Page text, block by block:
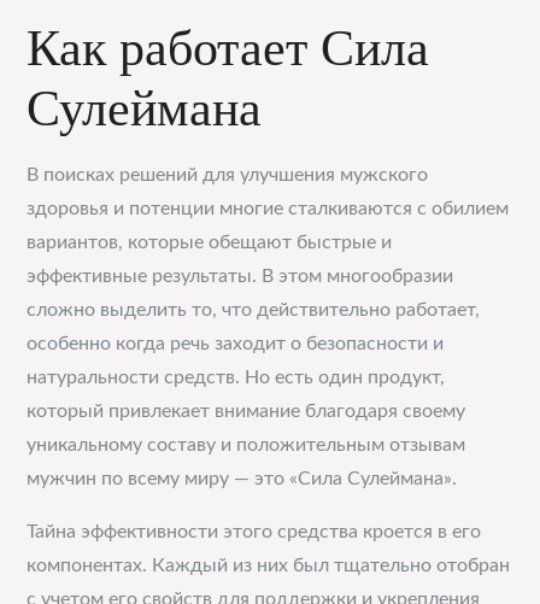
Как работает Сила
Сулеймана
В поисках решений для улучшения мужского
здоровья и потенции многие сталкиваются с обилием
вариантов, которые обещают быстрые и
эффективные результаты. В этом многообразии
сложно выделить то, что действительно работает,
особенно когда речь заходит о безопасности и
натуральности средств. Но есть один продукт,
который привлекает внимание благодаря своему
уникальному составу и положительным отзывам
мужчин по всему миру — это «Сила Сулеймана».
Тайна эффективности этого средства кроется в его
компонентах. Каждый из них был тщательно отобран
с учетом его свойств для поддержки и укрепления